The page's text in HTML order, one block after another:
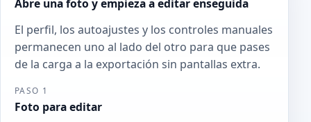
Abre una foto y empieza a editar enseguida
El perfil, los autoajustes y los controles manuales
permanecen uno al lado del otro para que pases
de la carga a la exportación sin pantallas extra.
PASO 1
Foto para editar